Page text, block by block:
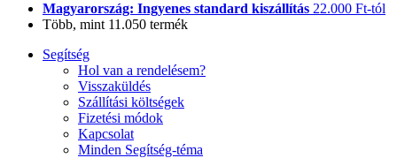
Magyarország: Ingyenes standard kiszállítás 22.000 Ft-tól
Több, mint 11.050 termék
Segítség
Hol van a rendelésem?
Visszaküldés
Szállítási költségek
Fizetési módok
Kapcsolat
Minden Segítség-téma